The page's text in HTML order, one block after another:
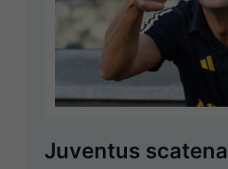
Juventus